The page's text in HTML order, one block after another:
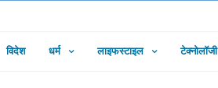
विदेश धर्म लाइफस्टाइल टेक्नोलॉजी